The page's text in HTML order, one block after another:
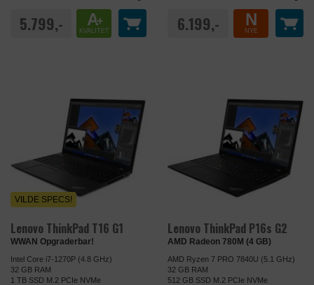
Udbyder uniplus.dk
DATABEHANDLER
GOOGLE
giver os mulighed for at bygge et bedre
website til dig. Oplysningerne
annonymiseres og kan ikke spores
tilbage til den enkelte bruger.
https://policies.google.com/privacy?
hl=da-dk
Navn
Udbyder uniplus.dk
Navn _fbp
DATABEHANDLER
GOOGLE
Formål
Anvendes af Google AdWords til at
genaktivere besøgende, der
sandsynligvis vil konvertere til kunder
baseret på den besøgendes
onlineadfærd på tværs af websteder.
Privatlivspolitik
dk/privacystatement
Udløb
Navn ads/ga-audiences
5.799,- A+
KVALITET 6.199,- N
NYE
Lenovo ThinkPad T16 G1
WWAN Opgraderbar!
VILDE SPECS!
Intel Core i7-1270P (4.8 GHz)
32 GB RAM
1 TB SSD M.2 PCIe NVMe
Lenovo ThinkPad P16s G2
AMD Radeon 780M (4 GB)
AMD Ryzen 7 PRO 7840U (5.1 GHz)
32 GB RAM
512 GB SSD M.2 PCIe NVMe